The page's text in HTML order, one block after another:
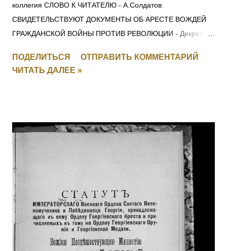
коллегия СЛОВО К ЧИТАТЕЛЮ - А.Солдатов
СВИДЕТЕЛЬСТВУЮТ ДОКУМЕНТЫ ОБ АРЕСТЕ ВОЖДЕЙ
ГРАЖДАНСКОЙ ВОЙНЫ ПРОТИВ РЕВОЛЮЦИИ - Декрет
Постановление СНК 5 сентября 1918 г. ЛЕНИН —
МОЛОТОВУ: для членов Политбюро ОБ ОСОБОМ
ИЛИ СОВЕРШЕНИИ ТЕРРОРИСТИЧЕСКИХ АКТОВ -
Постановление Президиума ЦИК СССР 1 декабря 1934 г. О
ВНЕСЕНИИ ИЗМЕНЕНИЙ В ДЕЙСТВУЮЩИЕ УГОЛОВНО-
ПРОЦЕССУАЛЬНЫЕ КОДЕКСЫ СОЮЗНЫХ РЕСПУБЛИК -
Постановление ЦИК и СНК СССР 1 декабря 1934 г.
Решение ЦК ВКП(б) от 2.07.37 г. 94. – ОБ
АНТИСОВЕТСКИХ ЭЛЕМЕНТАХ О ВНЕСЕНИИ
ИЗМЕНЕНИЙ В ДЕЙСТВУЮЩИЕ УГОЛОВНО-
ПРОЦЕССУАЛЬНЫЕ КОДЕКСЫ СОЮЗНЫХ РЕСПУБЛИК -
ПОДЕЛИТЬСЯ
ОТПРАВИТЬ КОММЕНТАРИЙ
ЧИТАТЬ ДАЛЕЕ »